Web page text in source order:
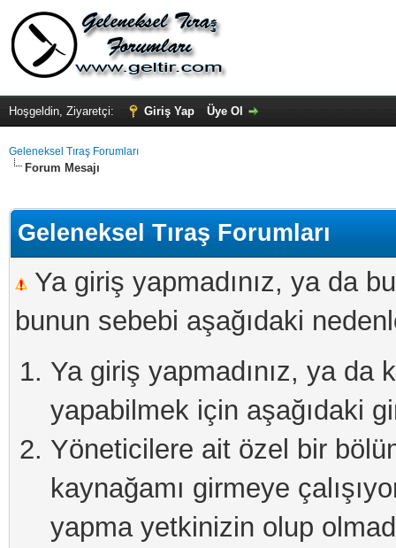
Hoşgeldin, Ziyaretçi: Giriş Yap Üye Ol
Geleneksel Tıraş Forumları
Forum Mesajı
Geleneksel Tıraş Forumları
Ya giriş yapmadınız, ya da
bunun sebebi aşağıdaki
Ya giriş yapmadınız, ya da
yapabilmek için aşağıdaki
Yöneticilere ait özel bir
kaynağamı girmeye
yapma yetkinizin olup